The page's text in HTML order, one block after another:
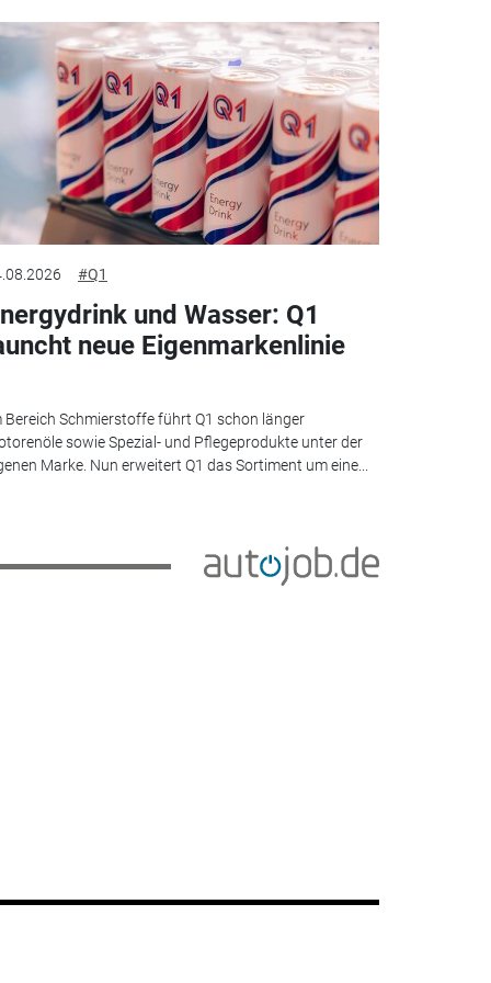
#Q1
und Wasser: Q1
neue Eigenmarkenlinie
Bereich Schmierstoffe führt Q1 schon länger
sowie Spezial- und Pflegeprodukte unter der
Marke. Nun erweitert Q1 das Sortiment um eine...